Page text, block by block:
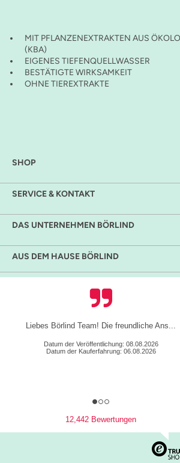
MIT PFLANZENEXTRAKTEN AUS
(KBA)
EIGENES TIEFENQUELLWASSER
BESTÄTIGTE WIRKSAMKEIT
OHNE TIEREXTRAKTE
SHOP
SERVICE & KONTAKT
DAS UNTERNEHMEN BÖRLIND
AUS DEM HAUSE BÖRLIND
Liebes Börlind Team! Die freundliche Ans...
Datum der Veröffentlichung: 08.08.2026
Datum der Kauferfahrung: 06.08.2026
12,442 Bewertungen